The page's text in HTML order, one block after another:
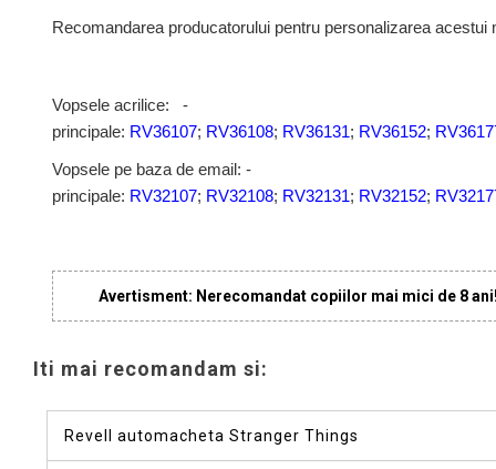
Recomandarea producatorului pentru personalizarea acestui
Vopsele acrilice: -
principale: RV36107; RV36108; RV36131; RV36152;
Vopsele pe baza de email: -
principale: RV32107; RV32108; RV32131; RV32152;
Avertisment: Nerecomandat copiilor mai mici de 8
Iti mai recomandam si:
Revell automacheta Stranger Things